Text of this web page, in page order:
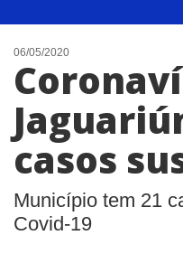
NOTÍCIAS
LISTA DIGITAL
CONTATO
ANUNCIE
06/05/2020
casos
Município tem 21
Covid-19